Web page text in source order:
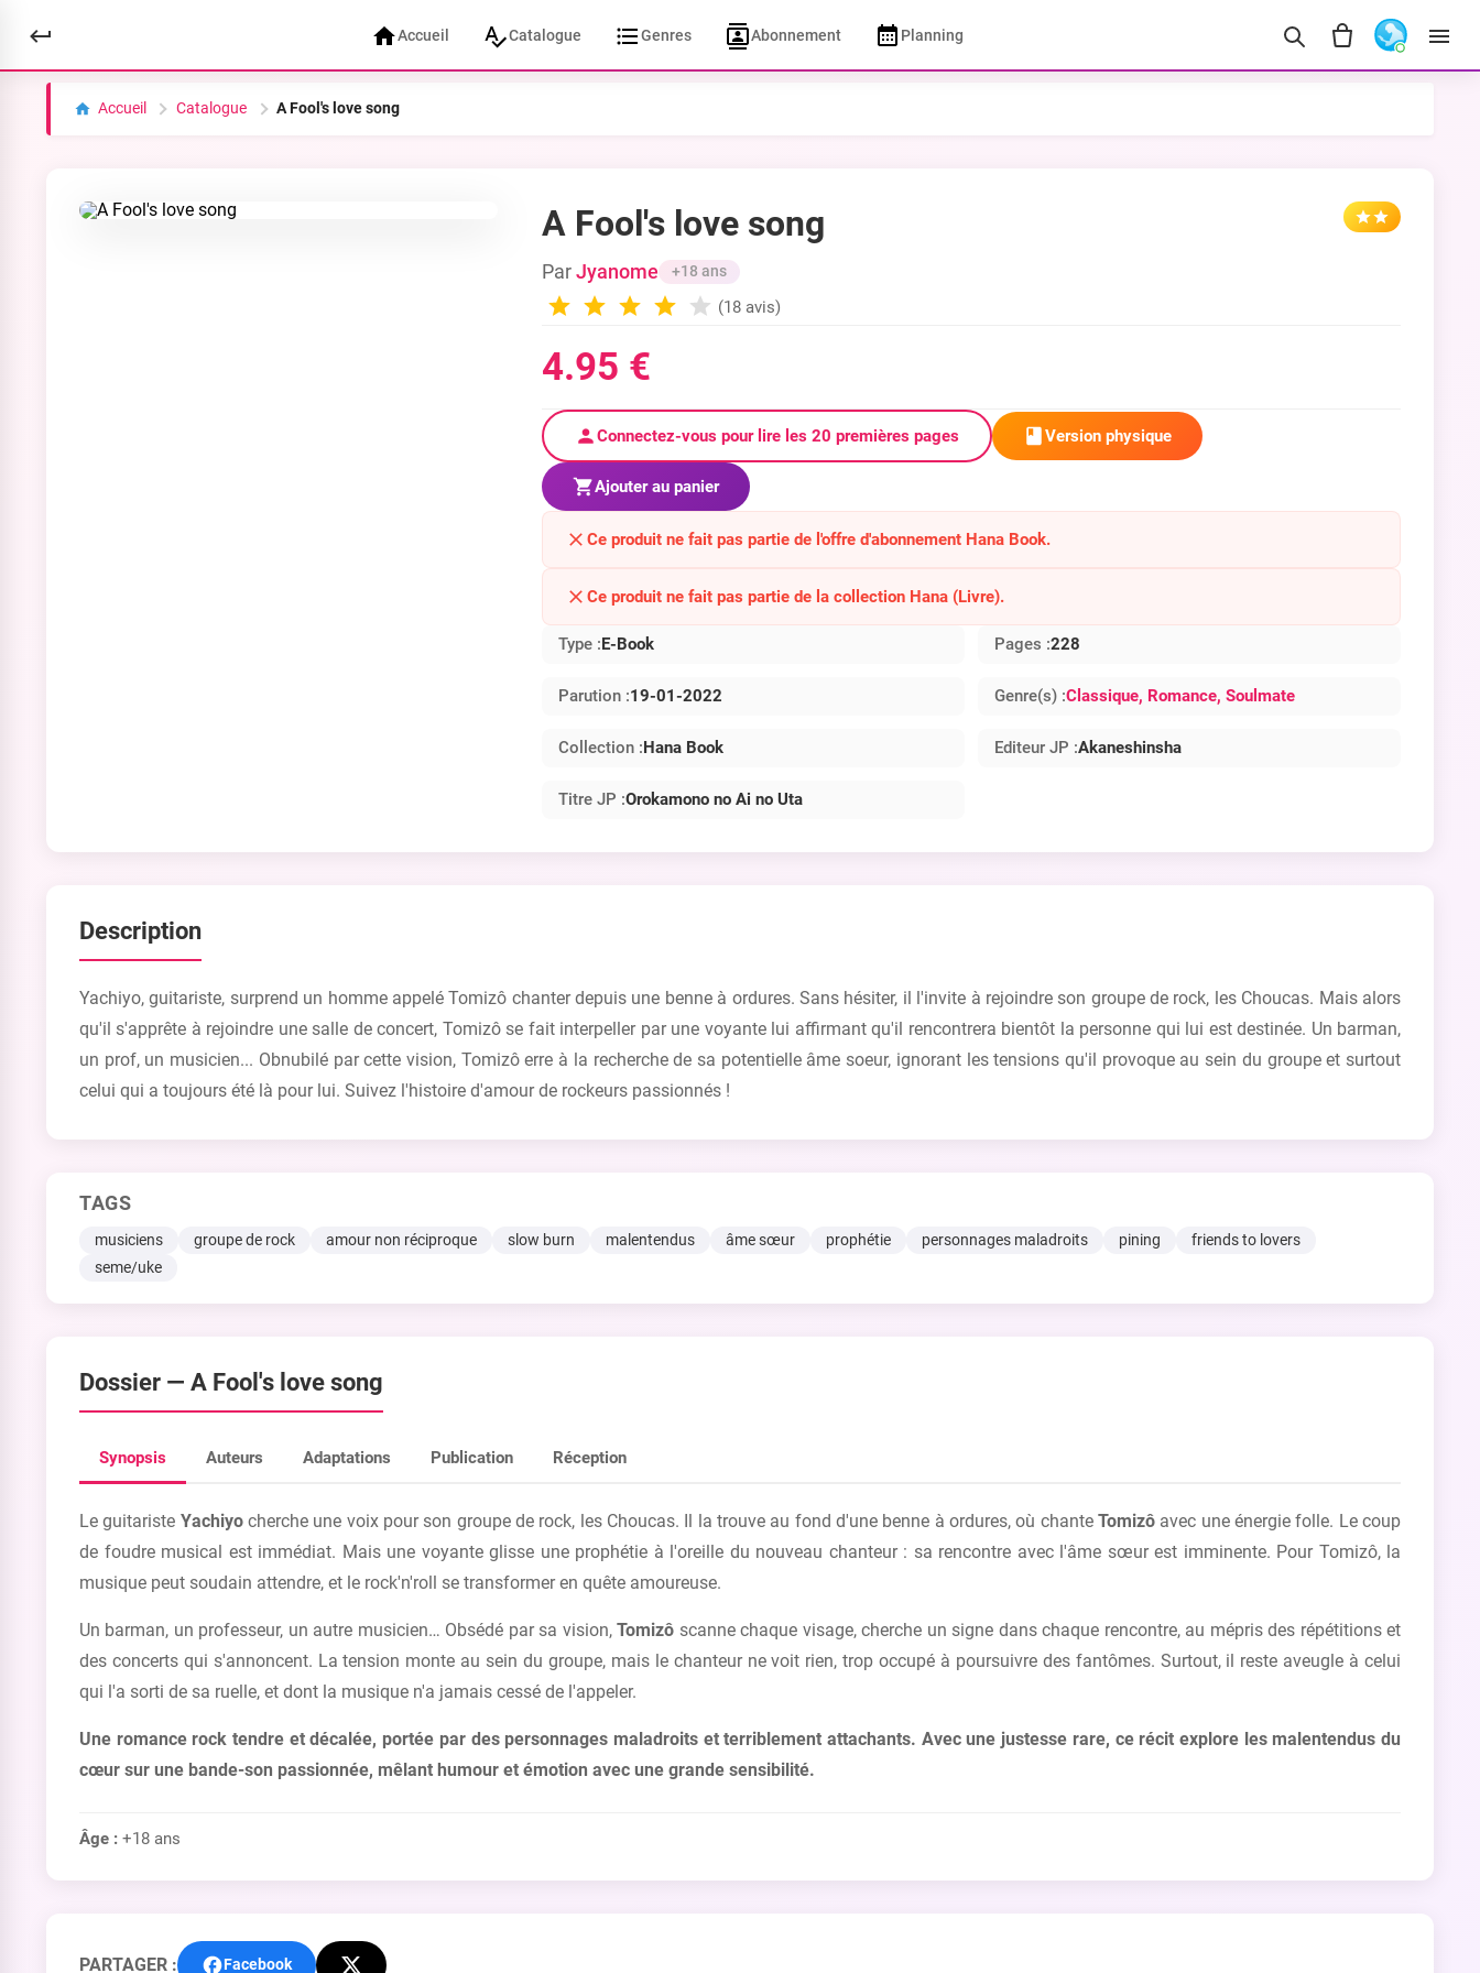
Accueil Catalogue Genres Abonnement Planning
Accueil Catalogue A Fool's love song
A Fool's love song
Par Jyanome +18 ans
(18 avis)
4.95 €
Connectez-vous pour lire les 20 premières pages Version physique
Ajouter au panier
Ce produit ne fait pas partie de l'offre d'abonnement Hana Book.
Ce produit ne fait pas partie de la collection Hana (Livre).
Type :E-Book Pages :228
Parution :19-01-2022 Genre(s) :Classique, Romance, Soulmate
Collection :Hana Book Editeur JP :Akaneshinsha
Titre JP :Orokamono no Ai no Uta
Description
Yachiyo, guitariste, surprend un homme appelé Tomizô chanter depuis une benne à ordures. Sans hésiter, il l'invite à rejoindre son groupe de rock, les Choucas. Mais alors
qu'il s'apprête à rejoindre une salle de concert, Tomizô se fait interpeller par une voyante lui affirmant qu'il rencontrera bientôt la personne qui lui est destinée. Un barman,
un prof, un musicien... Obnubilé par cette vision, Tomizô erre à la recherche de sa potentielle âme soeur, ignorant les tensions qu'il provoque au sein du groupe et surtout
celui qui a toujours été là pour lui. Suivez l'histoire d'amour de rockeurs passionnés !
TAGS
musiciens groupe de rock amour non réciproque slow burn malentendus âme sœur prophétie personnages maladroits pining
friends to lovers
seme/uke
Dossier — A Fool's love song
Synopsis Auteurs Adaptations Publication Réception
Le guitariste Yachiyocherche une voix pour son groupe de rock, les Choucas. Il la trouve au fond d'une benne à ordures, où chanteTomizô avec une énergie folle. Le coup
de foudre musical est immédiat. Mais une voyante glisse une prophétie à l'oreille du nouveau chanteur : sa rencontre avec l'âme sœur est imminente. Pour Tomizô, la
musique peut soudain attendre, et le rock'n'roll se transformer en quête amoureuse.
Un barman, un professeur, un autre musicien… Obsédé par sa vision,Tomizô scanne chaque visage, cherche un signe dans chaque rencontre, au mépris des répétitions et
des concerts qui s'annoncent. La tension monte au sein du groupe, mais le chanteur ne voit rien, trop occupé à poursuivre des fantômes. Surtout, il reste aveugle à celui
qui l'a sorti de sa ruelle, et dont la musique n'a jamais cessé de l'appeler.
Une romance rock tendre et décalée, portée par des personnages maladroits et terriblement attachants. Avec une justesse rare, ce récit explore les malentendus du
cœur sur une bande-son passionnée, mêlant humour et émotion avec une grande sensibilité.
Âge : +18 ans
PARTAGER : Facebook